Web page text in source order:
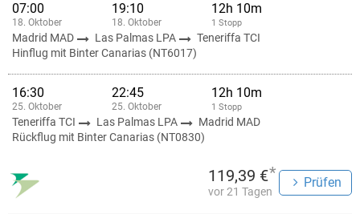
07:00
18. Oktober
19:10
18. Oktober
12h 10m
1 Stopp
Madrid MAD Las Palmas LPA
Teneriffa TCI
Hinflug mit Binter Canarias (NT6017)
16:30
25. Oktober
22:45
25. Oktober
12h 10m
1 Stopp
Teneriffa TCI Las Palmas LPA
Madrid MAD
Rückflug mit Binter Canarias (NT0830)
119,39 €*
vor 21 Tagen
Prüfen